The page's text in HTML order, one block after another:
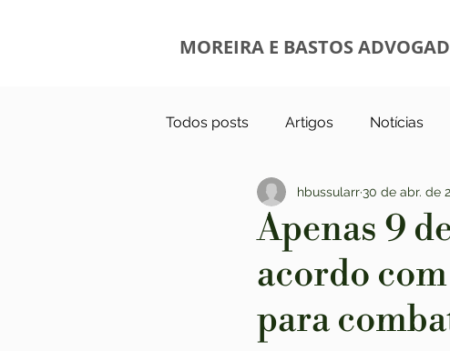
MOREIRA E BASTOS
Todos posts Artigos Notícias
Apenas 9
acordo
para
hbussularr30 de abr. de